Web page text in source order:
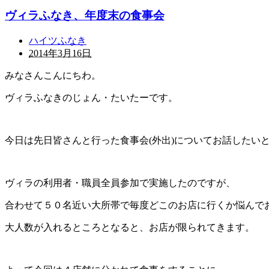
ヴィラふなき、年度末の食事会
ハイツふなき
2014年3月16日
みなさんこんにちわ。
ヴィラふなきのじょん・たいたーです。
今日は先日皆さんと行った食事会(外出)についてお話したいと
ヴィラの利用者・職員全員参加で実施したのですが、
合わせて５０名近い大所帯で毎度どこのお店に行くか悩んで
大人数が入れるところとなると、お店が限られてきます。